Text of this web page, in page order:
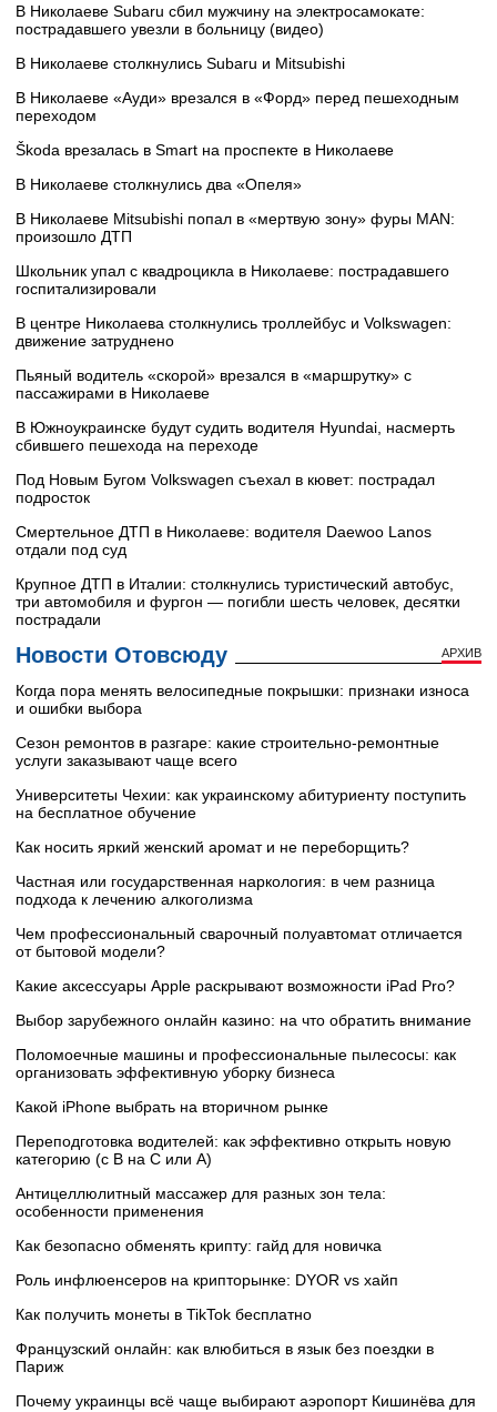
В Николаеве Subaru сбил мужчину на электросамокате:
пострадавшего увезли в больницу (видео)
В Николаеве столкнулись Subaru и Mitsubishi
В Николаеве «Ауди» врезался в «Форд» перед пешеходным
переходом
Škoda врезалась в Smart на проспекте в Николаеве
В Николаеве столкнулись два «Опеля»
В Николаеве Mitsubishi попал в «мертвую зону» фуры MAN:
произошло ДТП
Школьник упал с квадроцикла в Николаеве: пострадавшего
госпитализировали
В центре Николаева столкнулись троллейбус и Volkswagen:
движение затруднено
Пьяный водитель «скорой» врезался в «маршрутку» с
пассажирами в Николаеве
В Южноукраинске будут судить водителя Hyundai, насмерть
сбившего пешехода на переходе
Под Новым Бугом Volkswagen съехал в кювет: пострадал
подросток
Смертельное ДТП в Николаеве: водителя Daewoo Lanos
отдали под суд
Крупное ДТП в Италии: столкнулись туристический автобус,
три автомобиля и фургон — погибли шесть человек, десятки
пострадали
Новости Отовсюду АРХИВ
Когда пора менять велосипедные покрышки: признаки износа
и ошибки выбора
Сезон ремонтов в разгаре: какие строительно-ремонтные
услуги заказывают чаще всего
Университеты Чехии: как украинскому абитуриенту поступить
на бесплатное обучение
Как носить яркий женский аромат и не переборщить?
Частная или государственная наркология: в чем разница
подхода к лечению алкоголизма
Чем профессиональный сварочный полуавтомат отличается
от бытовой модели?
Какие аксессуары Apple раскрывают возможности iPad Pro?
Выбор зарубежного онлайн казино: на что обратить внимание
Поломоечные машины и профессиональные пылесосы: как
организовать эффективную уборку бизнеса
Какой iPhone выбрать на вторичном рынке
Переподготовка водителей: как эффективно открыть новую
категорию (с B на C или А)
Антицеллюлитный массажер для разных зон тела:
особенности применения
Как безопасно обменять крипту: гайд для новичка
Роль инфлюенсеров на крипторынке: DYOR vs хайп
Как получить монеты в TikTok бесплатно
Французский онлайн: как влюбиться в язык без поездки в
Париж
Почему украинцы всё чаще выбирают аэропорт Кишинёва для